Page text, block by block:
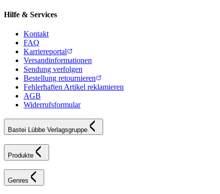
Hilfe & Services
Kontakt
FAQ
Karriereportal
Versandinformationen
Sendung verfolgen
Bestellung retournieren
Fehlerhaften Artikel reklamieren
AGB
Widerrufsformular
Bastei Lübbe Verlagsgruppe
Produkte
Genres